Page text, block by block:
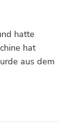
hatte
hat
aus dem